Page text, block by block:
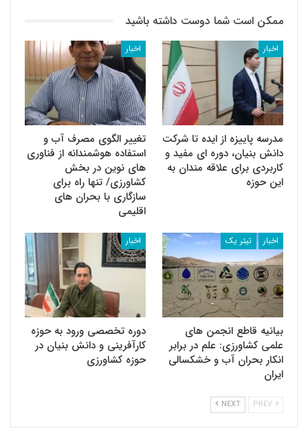
ممکن است شما دوست داشته باشید
اخبار
مدرسه پاییزه از ایده تا شرکت
دانش بنیان، دوره ای مفید و
کاربردی برای علاقه مندان به
این حوزه
اخبار
تغییر الگوی مصرف آب و
استفاده هوشمندانه از فناوری
های نوین در بخش
کشاورزی/ تنها راه برای
سازگاری با بحران های
اقلیمی
اخبار تیتر یک
بیانیه قاطع انجمن های
علمی کشاورزی: علم در برابر
انکار بحران آب و خشکسالی
ایران
اخبار
دوره تخصصی ورود به حوزه
کارآفرینی و دانش بنیان در
حوزه کشاورزی
NEXT